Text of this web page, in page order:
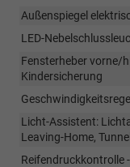
Außenspiegel
LED-
Fensterheber vorne/
Kindersicherung
Licht-Assistent:
Leaving-Home,
Reifendruckkontrolle